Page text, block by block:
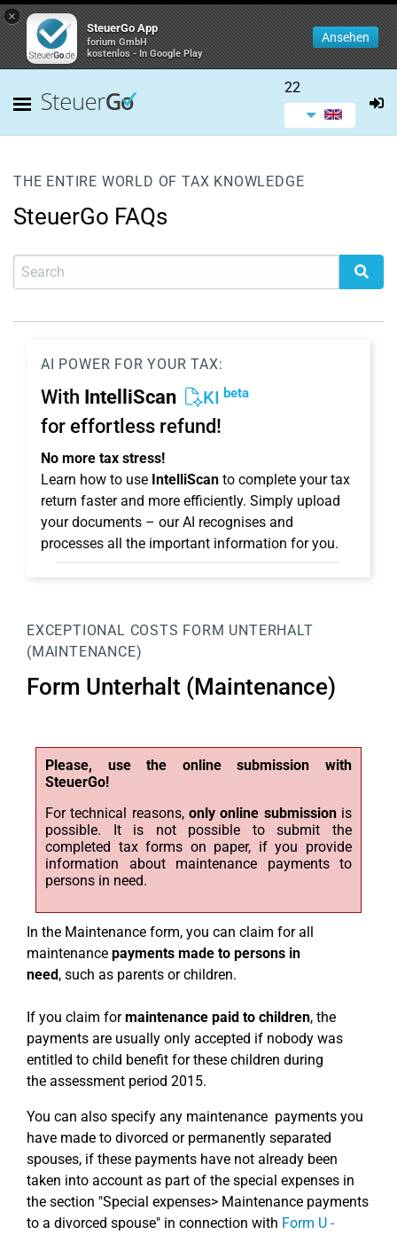
×
SteuerGo App
forium GmbH
kostenlos - In Google Play
Ansehen
22
THE ENTIRE WORLD OF TAX KNOWLEDGE
SteuerGo FAQs
AI POWER FOR YOUR TAX:
With IntelliScan KI beta
for effortless refund!
No more tax stress!
Learn how to use IntelliScan to complete your tax
return faster and more efficiently. Simply upload
your documents – our AI recognises and
processes all the important information for you.
EXCEPTIONAL COSTS FORM UNTERHALT
(MAINTENANCE)
Form Unterhalt (Maintenance)
Please, use the online submission with
SteuerGo!
For technical reasons, only online submissionis
possible. It is not possible to submit the
completed tax forms on paper, if you provide
information about maintenance payments to
persons in need.
In the Maintenance form, you can claim for all
maintenance payments made to persons in
need, such as parents or children.
If you claim formaintenance paid to children, the
payments are usually only accepted if nobody was
entitled to child benefit for these children during
the assessment period 2015.
You can also specify any maintenance payments you
have made to divorced or permanently separated
spouses, if these payments have not already been
taken into account as part of the special expenses in
the section "Special expenses> Maintenance payments
to a divorced spouse" in connection with Form U -